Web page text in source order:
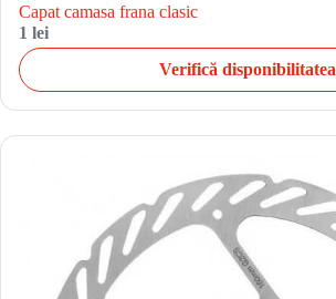
Capat camasa frana clasic
1 lei
Verifică disponibilitatea